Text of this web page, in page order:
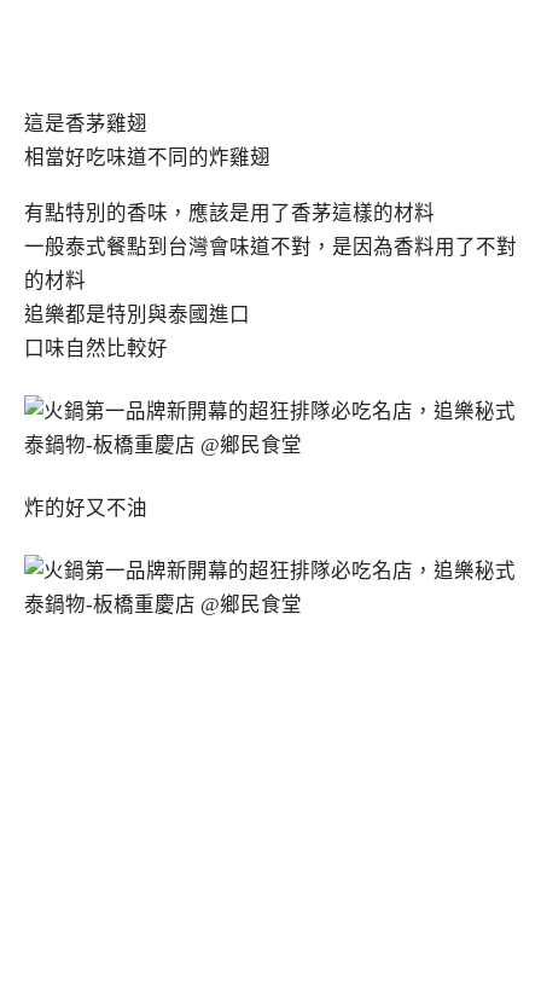
這是香茅雞翅
相當好吃味道不同的炸雞翅
有點特別的香味，應該是用了香茅這樣的材料
一般泰式餐點到台灣會味道不對，是因為香料用了不對
的材料
追樂都是特別與泰國進口
口味自然比較好
炸的好又不油